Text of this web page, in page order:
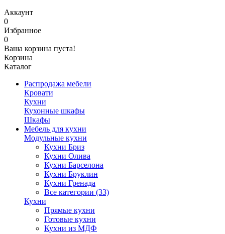
Аккаунт
0
Избранное
0
Ваша корзина пуста!
Корзина
Каталог
Распродажа мебели
Кровати
Кухни
Кухонные шкафы
Шкафы
Мебель для кухни
Модульные кухни
Кухни Бриз
Кухни Олива
Кухни Барселона
Кухни Бруклин
Кухни Гренада
Все категории (33)
Кухни
Прямые кухни
Готовые кухни
Кухни из МДФ